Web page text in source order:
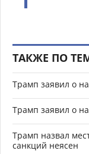
ТАКЖЕ ПО
Трамп заявил о
Трамп заявил о
Трамп назвал
санкций неясен